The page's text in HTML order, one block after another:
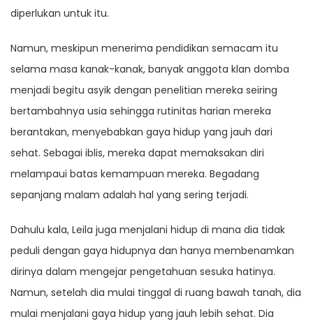
diperlukan untuk itu.
Namun, meskipun menerima pendidikan semacam itu
selama masa kanak-kanak, banyak anggota klan domba
menjadi begitu asyik dengan penelitian mereka seiring
bertambahnya usia sehingga rutinitas harian mereka
berantakan, menyebabkan gaya hidup yang jauh dari
sehat. Sebagai iblis, mereka dapat memaksakan diri
melampaui batas kemampuan mereka. Begadang
sepanjang malam adalah hal yang sering terjadi.
Dahulu kala, Leila juga menjalani hidup di mana dia tidak
peduli dengan gaya hidupnya dan hanya membenamkan
dirinya dalam mengejar pengetahuan sesuka hatinya.
Namun, setelah dia mulai tinggal di ruang bawah tanah, dia
mulai menjalani gaya hidup yang jauh lebih sehat. Dia